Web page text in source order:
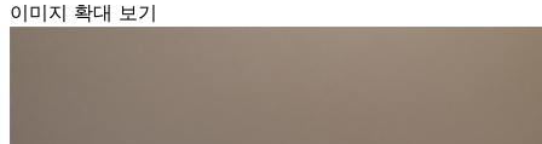
이미지 확대 보기